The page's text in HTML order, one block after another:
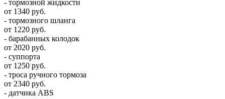
- тормозной жидкости
от 1340 руб.
- тормозного шланга
от 1220 руб.
- барабанных колодок
от 2020 руб.
- суппорта
от 1250 руб.
- троса ручного тормоза
от 2340 руб.
- датчика ABS